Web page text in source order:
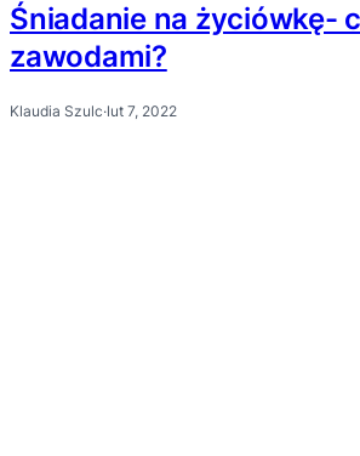
Śniadanie na życiówkę-
zawodami?
Klaudia Szulc·lut 7, 2022